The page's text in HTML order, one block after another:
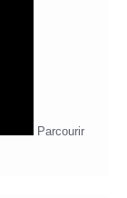
Parcourir